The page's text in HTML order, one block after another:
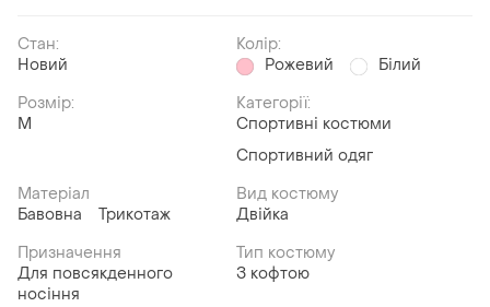
Стан:
Новий
Колір:
Рожевий
Білий
Розмір:
M
Категорії:
Спортивні костюми
Спортивний одяг
Матеріал
Бавовна
Трикотаж
Вид костюму
Двійка
Призначення
Для повсякденного
носіння
Тип костюму
З кофтою